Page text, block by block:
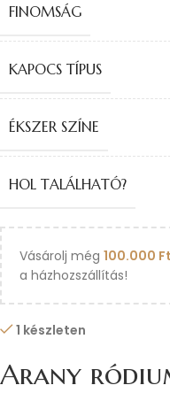
FINOMSÁG
KAPOCS TÍPUS
ÉKSZER SZÍNE
HOL TALÁLHATÓ?
Vásárolj még 100.000 Ft
a házhozszállítás!
1 készleten
Arany